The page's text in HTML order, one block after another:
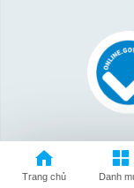
Trang chủ Danh